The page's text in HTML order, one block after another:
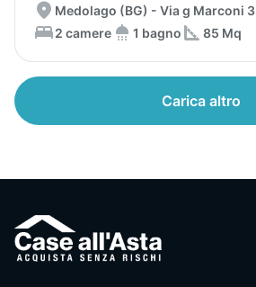
Medolago (BG) - Via g Marconi 3
2 camere
1 bagno 85 Mq
Carica altro